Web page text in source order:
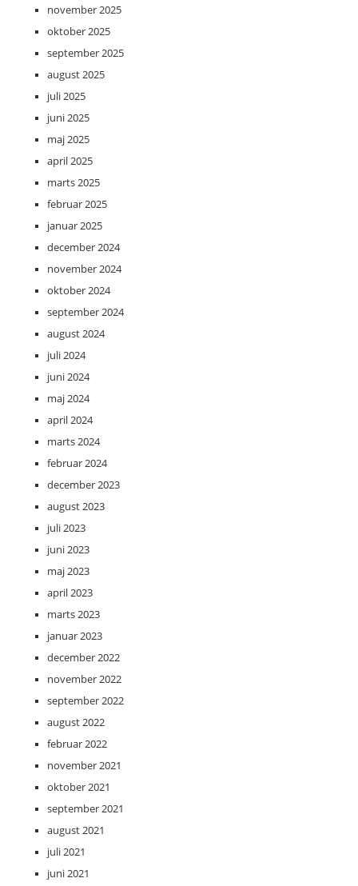
november 2025
oktober 2025
september 2025
august 2025
juli 2025
juni 2025
maj 2025
april 2025
marts 2025
februar 2025
januar 2025
december 2024
november 2024
oktober 2024
september 2024
august 2024
juli 2024
juni 2024
maj 2024
april 2024
marts 2024
februar 2024
december 2023
august 2023
juli 2023
juni 2023
maj 2023
april 2023
marts 2023
januar 2023
december 2022
november 2022
september 2022
august 2022
februar 2022
november 2021
oktober 2021
september 2021
august 2021
juli 2021
juni 2021